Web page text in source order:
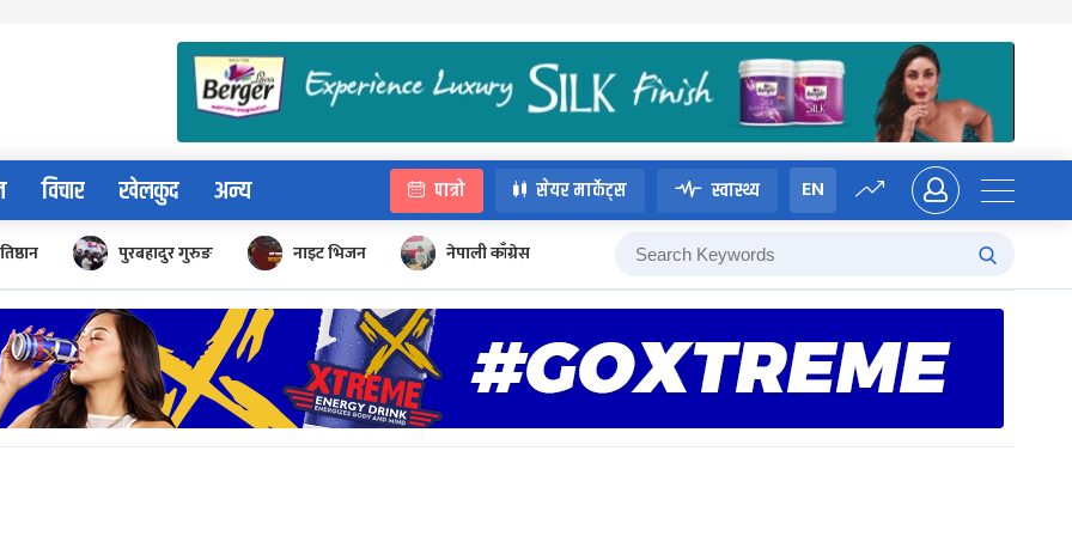
विचार खेलकुद अन्य पात्रो सेयर मार्केट्स स्वास्थ्य EN
पुरबहादुर गुरुङ नाइट भिजन नेपाली काँग्रेस